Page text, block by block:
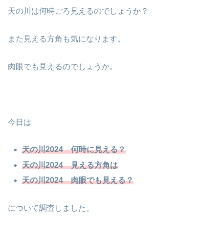
天の川は何時ごろ見えるのでしょうか？
また見える方角も気になります。
肉眼でも見えるのでしょうか。
今日は
天の川2024 何時に見える？
天の川2024 見える方角は
天の川2024 肉眼でも見える？
について調査しました。